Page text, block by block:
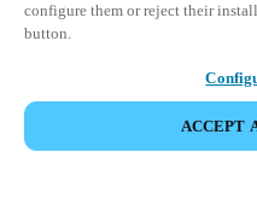
configure them or reject their
button.
ACCEPT